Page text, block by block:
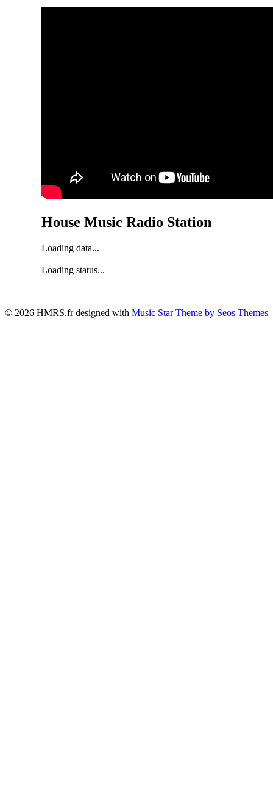
House Music Radio Station
Loading data...
Loading status...
© 2026 HMRS.fr designed with Music Star Theme by Seos Themes